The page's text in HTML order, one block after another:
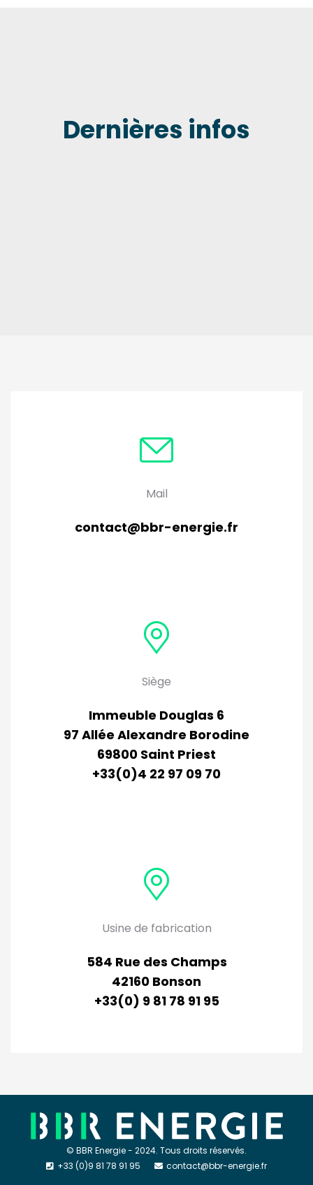
Dernières infos
Mail
contact@bbr-energie.fr
Siège
Immeuble Douglas 6
97 Allée Alexandre Borodine
69800 Saint Priest
+33(0)4 22 97 09 70
Usine de fabrication
584 Rue des Champs
42160 Bonson
+33(0) 9 81 78 91 95
© BBR Energie - 2024. Tous droits réservés.
+33 (0)9 81 78 91 95
contact@bbr-energie.fr